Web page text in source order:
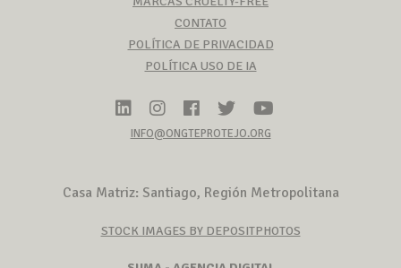
CONTATO
POLÍTICA DE PRIVACIDAD
POLÍTICA USO DE IA
INFO@ONGTEPROTEJO.ORG
Casa Matriz: Santiago, Región Metropolitana
STOCK IMAGES BY DEPOSITPHOTOS